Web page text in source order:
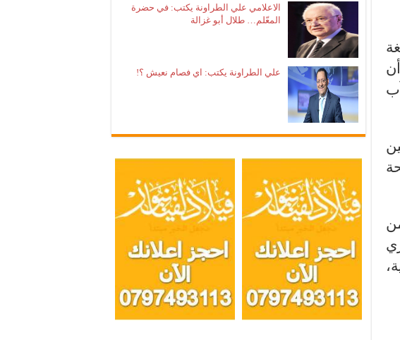
الجاري
الاعلامي علي الطراونة يكتب: في حضرة
المعّلم… طلال أبو غزالة
علي الطراونة يكتب: اي فصام نعيش ؟!